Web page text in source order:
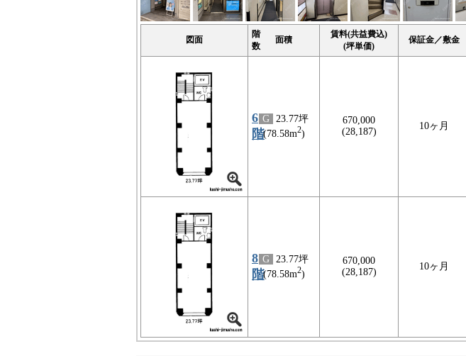
図面
階
数
面積
賃料(共益費込)
(坪単価)
保証金／敷金
6
階
G 23.77坪
(78.58m2)
670,000
(28,187)
10ヶ月
8
階
G 23.77坪
(78.58m2)
670,000
(28,187)
10ヶ月